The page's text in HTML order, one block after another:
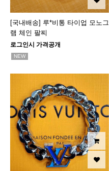
[국내배송] 루*비통 타이업 모노그
램 체인 팔찌
로그인시 가격공개
NEW